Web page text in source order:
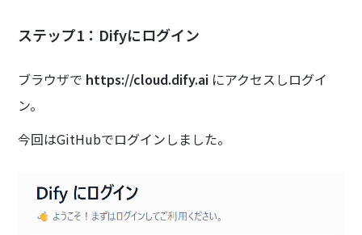
ステップ1：Difyにログイン
ブラウザで https://cloud.dify.ai にアクセスしログイ
ン。
今回はGitHubでログインしました。